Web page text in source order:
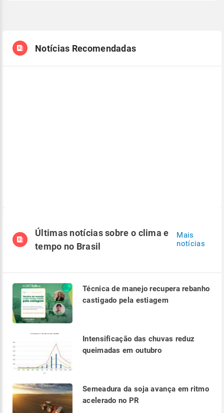
Notícias Recomendadas
Últimas notícias sobre o clima e
tempo no Brasil
Mais
notícias
Técnica de manejo recupera rebanho
castigado pela estiagem
Intensificação das chuvas reduz
queimadas em outubro
Semeadura da soja avança em ritmo
acelerado no PR